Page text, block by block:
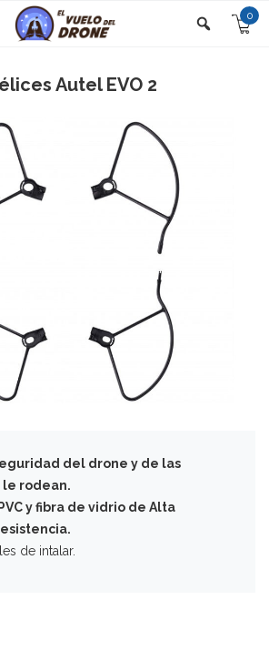
0
Autel EVO 2
del drone y de las
le rodean.
y fibra de vidrio de Alta
de intalar.